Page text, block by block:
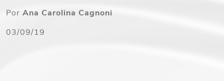
Por Ana Carolina Cagnoni
03/09/19